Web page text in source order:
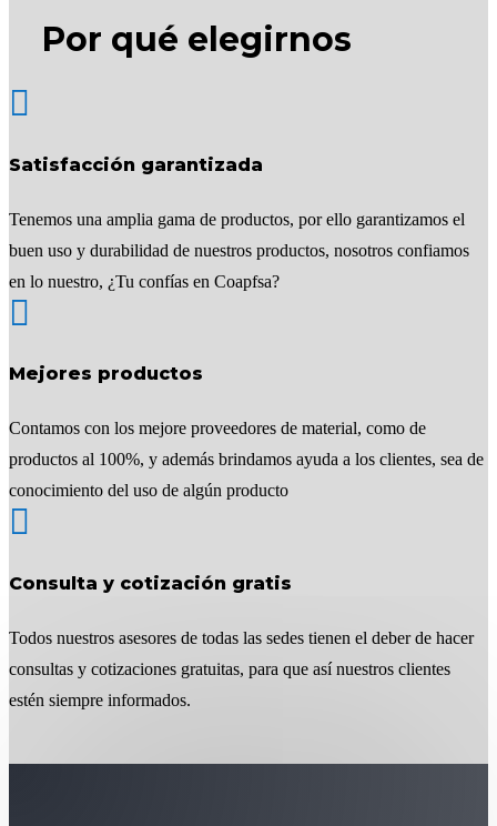
Por qué elegirnos

Satisfacción garantizada
Tenemos una amplia gama de productos, por ello garantizamos el
buen uso y durabilidad de nuestros productos, nosotros confiamos
en lo nuestro, ¿Tu confías en Coapfsa?

Mejores productos
Contamos con los mejore proveedores de material, como de
productos al 100%, y además brindamos ayuda a los clientes, sea de
conocimiento del uso de algún producto

Consulta y cotización gratis
Todos nuestros asesores de todas las sedes tienen el deber de hacer
consultas y cotizaciones gratuitas, para que así nuestros clientes
estén siempre informados.